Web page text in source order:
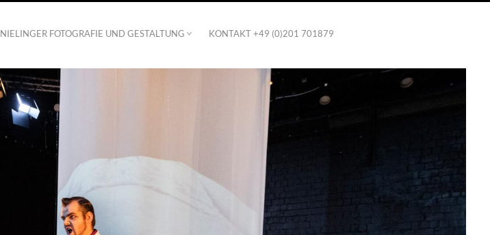
NIELINGER FOTOGRAFIE UND GESTALTUNG KONTAKT +49 (0)201 701879